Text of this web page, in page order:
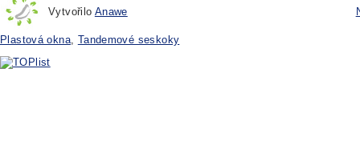
Vytvořilo Anawe
Plastová okna, Tandemové seskoky